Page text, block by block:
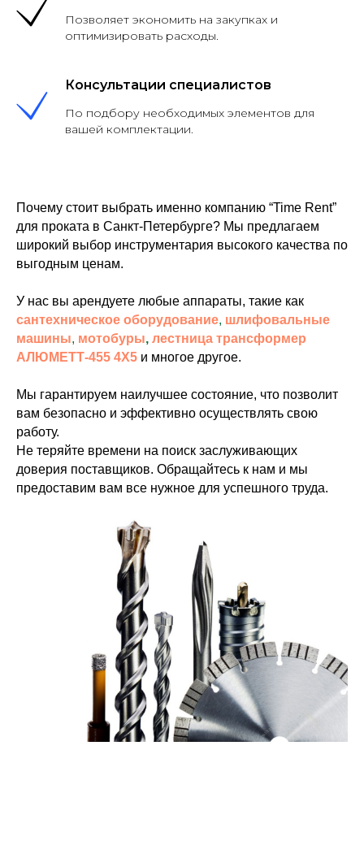
Позволяет экономить на закупках и
оптимизировать расходы.
Консультации специалистов
По подбору необходимых элементов для
вашей комплектации.
Почему стоит выбрать именно компанию “Time Rent”
для проката в Санкт-Петербурге? Мы предлагаем
широкий выбор инструментария высокого качества по
выгодным ценам.
У нас вы арендуете любые аппараты, такие как
сантехническое оборудование, шлифовальные
машины, мотобуры, лестница трансформер
АЛЮМЕТТ-455 4Х5 и многое другое.
Мы гарантируем наилучшее состояние, что позволит
вам безопасно и эффективно осуществлять свою
работу.
Не теряйте времени на поиск заслуживающих
доверия поставщиков. Обращайтесь к нам и мы
предоставим вам все нужное для успешного труда.